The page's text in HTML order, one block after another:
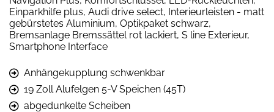
Einparkhilfe plus, Audi drive select, Interieurleisten - matt
gebürstetes Aluminium, Optikpaket schwarz,
Bremsanlage Bremssättel rot lackiert, S line Exterieur,
Smartphone Interface
Anhängekupplung schwenkbar
19 Zoll Alufelgen 5-V Speichen (45T)
abgedunkelte Scheiben